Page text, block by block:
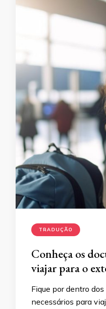
TRADUÇÃO
Conheça os
viajar para o
Fique por dentro
necessários para